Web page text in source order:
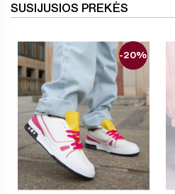
SUSIJUSIOS PREKĖS
-20%